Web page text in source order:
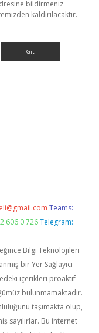
bildirmeniz
kaldırılacaktır.
Teams:
606 0 726 Telegram:
Bilgi Teknolojileri
bir Yer Sağlayıcı
içerikleri proaktif
bulunmamaktadır.
taşımakta olup,
sayılırlar. Bu internet